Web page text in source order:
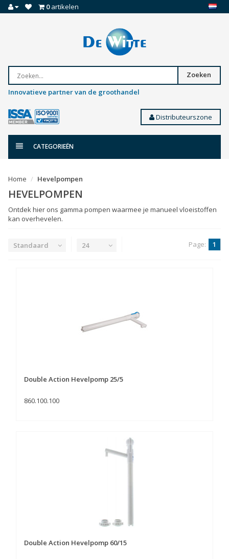
0artikelen
Zoeken
Innovatieve partner van de groothandel
Distributeurszone
CATEGORIEËN
Home Hevelpompen
HEVELPOMPEN
Ontdek hier ons gamma pompen waarmee je manueel vloeistoffen
kan overhevelen.
Standaard 24 Page: 1
Double Action Hevelpomp 25/5
860.100.100
Double Action Hevelpomp 60/15